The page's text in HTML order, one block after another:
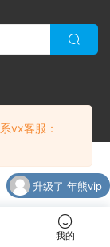
我的
vx客服：
升级了 年熊vip
升级了 月熊vip